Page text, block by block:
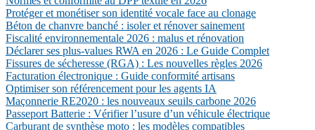
Protéger et monétiser son identité vocale face au clonage
Béton de chanvre banché : isoler et rénover sainement
Fiscalité environnementale 2026 : malus et rénovation
Déclarer ses plus-values RWA en 2026 : Le Guide Complet
Fissures de sécheresse (RGA) : Les nouvelles règles 2026
Facturation électronique : Guide conformité artisans
Optimiser son référencement pour les agents IA
Maçonnerie RE2020 : les nouveaux seuils carbone 2026
Passeport Batterie : Vérifier l’usure d’un véhicule électrique
Carburant de synthèse moto : les modèles compatibles